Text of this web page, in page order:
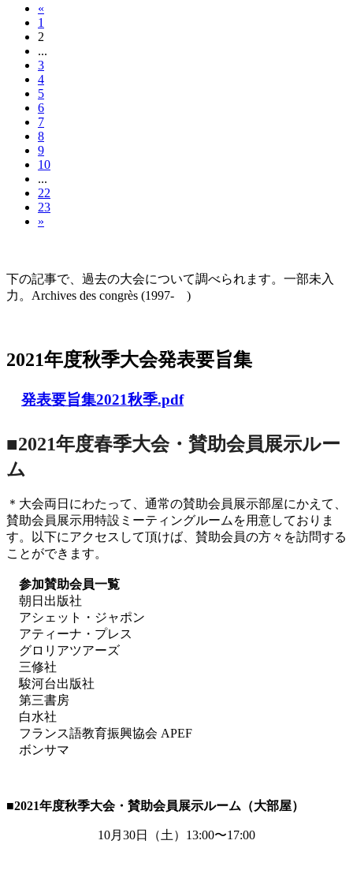
«
1
2
...
3
4
5
6
7
8
9
10
...
22
23
»
下の記事で、過去の大会について調べられます。一部未入
力。Archives des congrès (1997- )
2021年度秋季大会発表要旨集
発表要旨集2021秋季.pdf
■2021年度春季大会・賛助会員展示ルー
ム
＊大会両日にわたって、通常の賛助会員展示部屋にかえて、
賛助会員展示用特設ミーティングルームを用意しておりま
す。以下にアクセスして頂けば、賛助会員の方々を訪問する
ことができます。
参加賛助会員一覧
朝日出版社
アシェット・ジャポン
アティーナ・プレス
グロリアツアーズ
三修社
駿河台出版社
第三書房
白水社
フランス語教育振興協会 APEF
ボンサマ
■2021年度秋季大会・賛助会員展示ルーム（大部屋）
10月 30日（土） 13:00〜17:00